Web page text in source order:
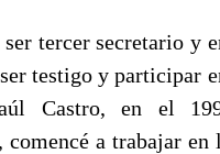
tercer secretario y
testigo y participar
Castro, en el
comencé a trabajar